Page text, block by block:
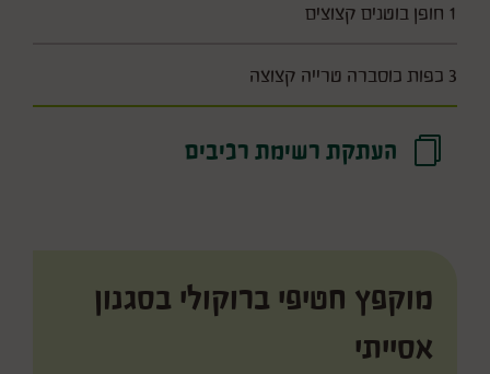
1 חופן בוטנים קצוצים
3 כפות כוסברה טרייה קצוצה
העתקת רשימת רכיבים
מוקפץ חטיפי ברוקולי בסגנון
אסייתי